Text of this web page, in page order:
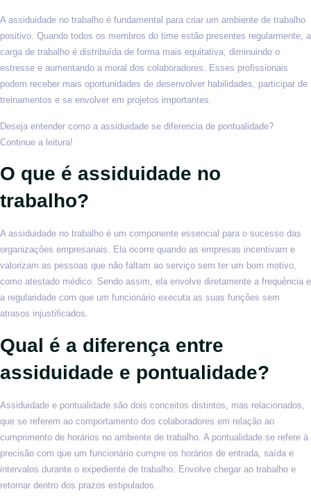
A assiduidade no trabalho é fundamental para criar um ambiente de trabalho
positivo. Quando todos os membros do time estão presentes regularmente, a
carga de trabalho é distribuída de forma mais equitativa, diminuindo o
estresse e aumentando a moral dos colaboradores. Esses profissionais
podem receber mais oportunidades de desenvolver habilidades, participar de
treinamentos e se envolver em projetos importantes.
Deseja entender como a assiduidade se diferencia de pontualidade?
Continue a leitura!
O que é assiduidade no
trabalho?
A assiduidade no trabalho é um componente essencial para o sucesso das
organizações empresariais. Ela ocorre quando as empresas incentivam e
valorizam as pessoas que não faltam ao serviço sem ter um bom motivo,
como atestado médico. Sendo assim, ela envolve diretamente a frequência e
a regularidade com que um funcionário executa as suas funções sem
atrasos injustificados.
Qual é a diferença entre
assiduidade e pontualidade?
Assiduidade e pontualidade são dois conceitos distintos, mas relacionados,
que se referem ao comportamento dos colaboradores em relação ao
cumprimento de horários no ambiente de trabalho. A pontualidade se refere à
precisão com que um funcionário cumpre os horários de entrada, saída e
intervalos durante o expediente de trabalho. Envolve chegar ao trabalho e
retornar dentro dos prazos estipulados.